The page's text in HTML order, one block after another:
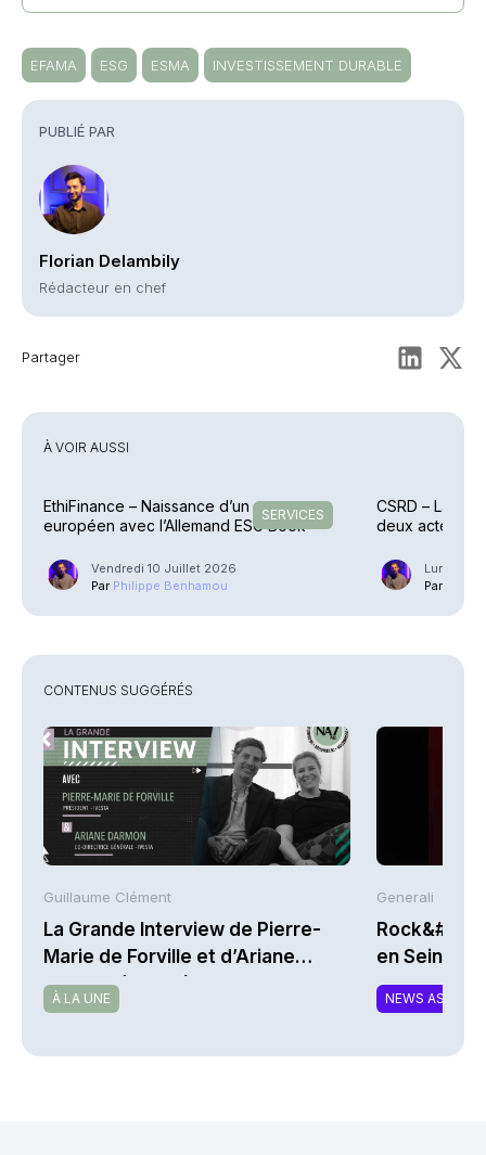
PUBLIÉ PAR
Florian Delambily
Rédacteur en chef
Partager
EFAMA ESG ESMA INVESTISSEMENT DURABLE
À VOIR AUSSI
SERVICES
EthiFinance – Naissance d’un groupe
européen avec l’Allemand ESG Book
Vendredi 10 Juillet 2026
Par Philippe Benhamou
CSRD – La
deux actes
Lundi 6
Par
CONTENUS SUGGÉRÉS
Guillaume Clément
La Grande Interview de Pierre-
Marie de Forville et d’Ariane
Darmon (Ivesta)
À LA UNE
Generali
en Seine
NEWS